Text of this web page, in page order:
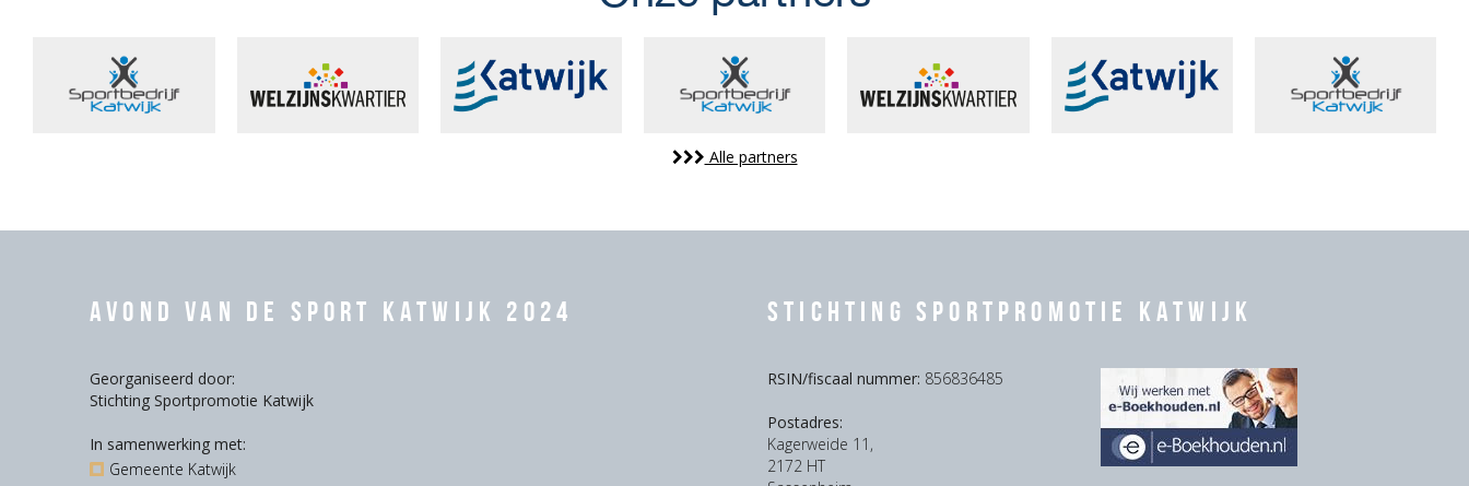
Alle partners
Avond van de Sport Katwijk 2024
Georganiseerd door:
Stichting Sportpromotie Katwijk
In samenwerking met:
Gemeente Katwijk
Stichting Sportpromotie Katwijk
RSIN/fiscaal nummer: 856836485
Postadres:
Kagerweide 11,
2172 HT